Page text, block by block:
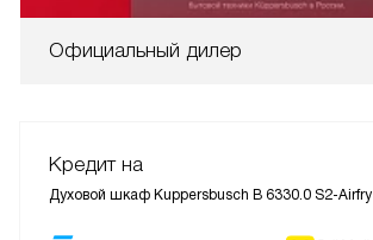
Официальный дилер
Кредит на
Духовой шкаф Kuppersbusch B 6330.0 S2-Airfry